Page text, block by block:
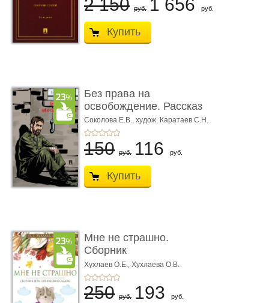
2 150 руб. 1 656 руб.
Купить
Без права на
освобождение. Рассказ
Соколова Е.В., худож. Каратаев С.Н.
150 руб. 116 руб.
Купить
Мне не страшно.
Сборник
терапевтических
сказо� ...
Хухлаев О.Е., Хухлаева О.В.
250 руб. 193 руб.